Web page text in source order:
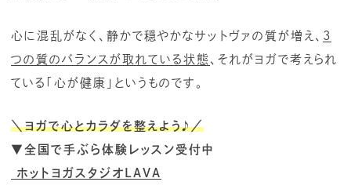
心に混乱がなく、静かで穏やかなサットヴァの質が増え、 3
つの質のバランスが取れている状態 、それがヨガで考えられ
ている「心が健康」というものです。
＼ヨガで心とカラダを整えよう♪／
▼全国で手ぶら体験レッスン受付中
ホットヨガスタジオLAVA